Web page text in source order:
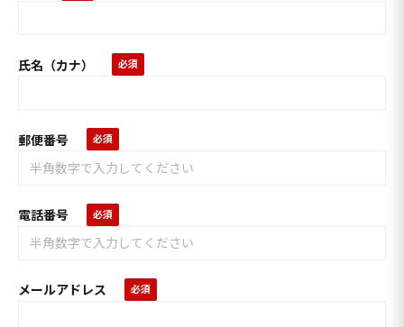
氏名（カナ）
郵便番号
電話番号
メールアドレス